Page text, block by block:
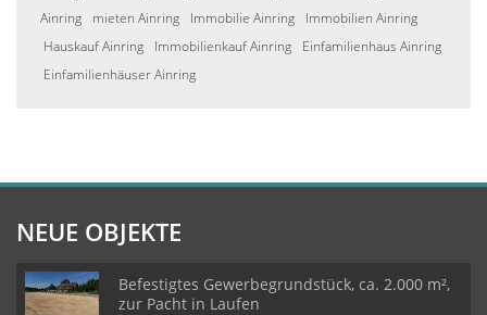
Ainring
mieten Ainring Immobilie Ainring
Immobilien Ainring
Hauskauf Ainring
Immobilienkauf Ainring
Einfamilienhaus Ainring
Einfamilienhäuser Ainring
NEUE OBJEKTE
Befestigtes Gewerbegrundstück, ca. 2.000 m²,
zur Pacht in Laufen